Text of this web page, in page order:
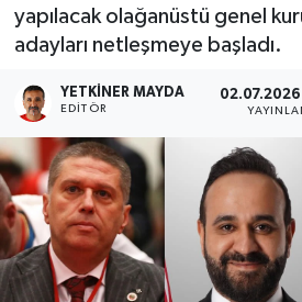
yapılacak olağanüstü genel
adayları netleşmeye başladı.
YETKINER MAYDA
EDITÖR
Haber Arşivi